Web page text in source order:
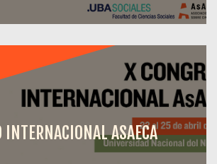
INTERNACIONAL ASAECA